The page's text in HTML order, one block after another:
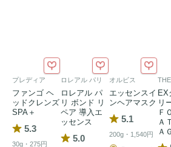
プレディア
ファンゴ ヘ
ッドクレンズ
SPA＋
5.3
30g・275円
ロレアル パリ
ロレアル パ
リ ボンド リ
ペア 導入エ
ッセンス
5.0
オルビス
エッセンスイ
ンヘアマスク
5.1
200g・1,540円
EX
リ
Ｆ
Ａ
Ａ